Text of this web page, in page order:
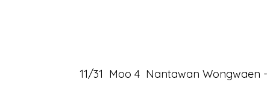
11/31 Moo 4 Nantawan Wongwaen